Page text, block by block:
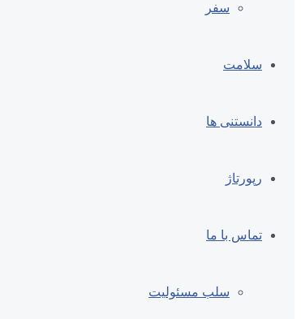
سفر
سلامت
دانستنی ها
رپورتاژ
تماس با ما
سلب مسئولیت